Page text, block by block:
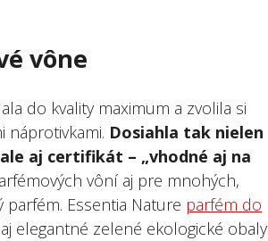
vône
do kvality maximum a zvolila si
náprotivkami. Dosiahla tak nielen
aj certifikát – „vhodné aj na
vôní aj pre mnohých,
Essentia Nature parfém do
elegantné zelené ekologické obaly